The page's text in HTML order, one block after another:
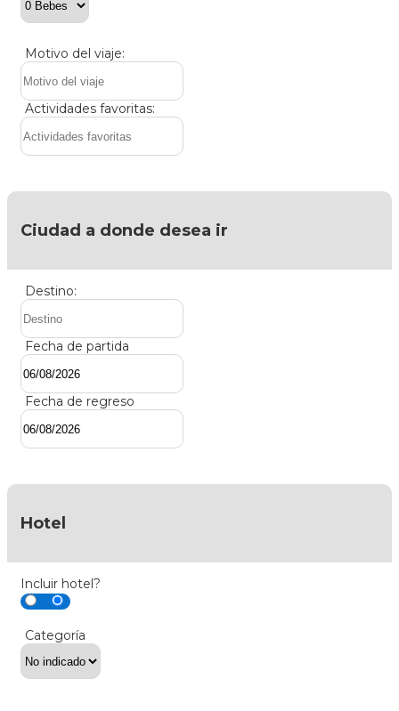
Motivo del viaje:
Actividades favoritas:
Ciudad a donde desea ir
Destino:
Fecha de partida
Fecha de regreso
Hotel
Incluir hotel?
Categoría